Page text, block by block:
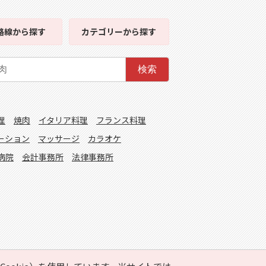
線から探す カテゴリーから探す
検索
焼肉 イタリア料理
フランス料理
ション マッサージ
カラオケ
院 会計事務所 法律事務所